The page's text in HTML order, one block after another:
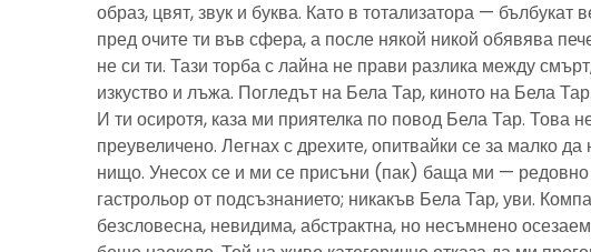
образ, цвят, звук и буква. Като в тотализатора — бълбукат
пред очите ти във сфера, а после някой никой обявява
не си ти. Тази торба с лайна не прави разлика между
изкуство и лъжа. Погледът на Бела Тар, киното на Бела
И ти осиротя, каза ми приятелка по повод Бела Тар. Това
преувеличено. Легнах с дрехите, опитвайки се за малко да
нищо. Унесох се и ми се присъни (пак) баща ми — редовно
гастрольор от подсъзнанието; никакъв Бела Тар, уви.
безсловесна, невидима, абстрактна, но несъмнено